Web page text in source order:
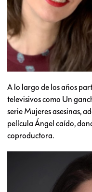
A lo largo de los años
televisivos como Un
serie Mujeres asesinas,
película Ángel caído,
coproductora.